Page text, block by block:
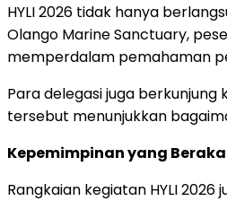
HYLI 2026 tidak hanya
Olango Marine Sanctuary,
memperdalam pemahaman
Para delegasi juga berkunjung
tersebut menunjukkan
Kepemimpinan yang
Rangkaian kegiatan HYLI